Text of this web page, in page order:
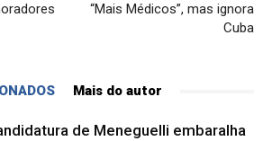
“Mais Médicos”, mas ignora
Cuba
Mais do autor
de Meneguelli embaralha